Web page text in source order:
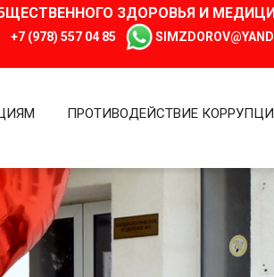
ЗДОРОВЬЯ И
+7 (978) 557 04 85
ПРОТИВОДЕЙСТВИЕ